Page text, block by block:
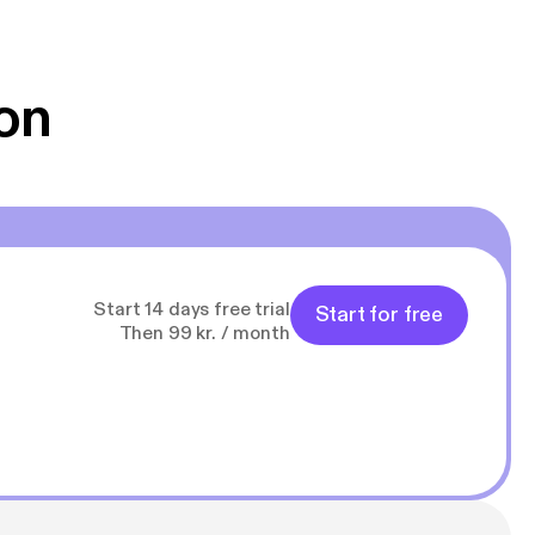
Start 14 days free trial
Then 99 kr. / month
Start for free